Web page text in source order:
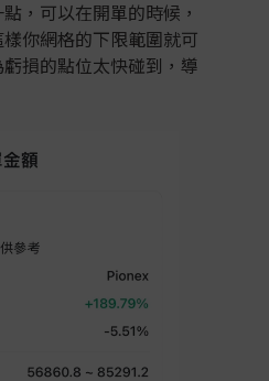
，可以在開單的時候，
你網格的下限範圍就可
損的點位太快碰到，導